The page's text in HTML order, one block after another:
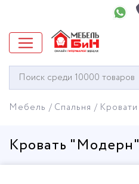
Окно
поиска
Мебель Спальня Кровати
Кровать "Модерн"